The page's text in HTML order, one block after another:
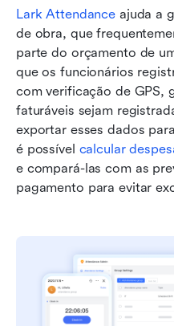
Lark Attendance ajuda a
de obra, que
parte do orçamento de
que os funcionários
com verificação de GPS,
faturáveis sejam
exportar esses dados
é possível calcular
e compará-las com as
pagamento para evitar